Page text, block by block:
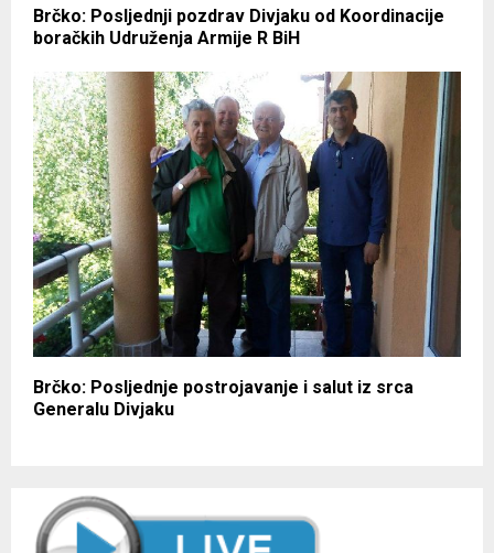
Brčko: Posljednji pozdrav Divjaku od Koordinacije
boračkih Udruženja Armije R BiH
Brčko: Posljednje postrojavanje i salut iz srca
Generalu Divjaku